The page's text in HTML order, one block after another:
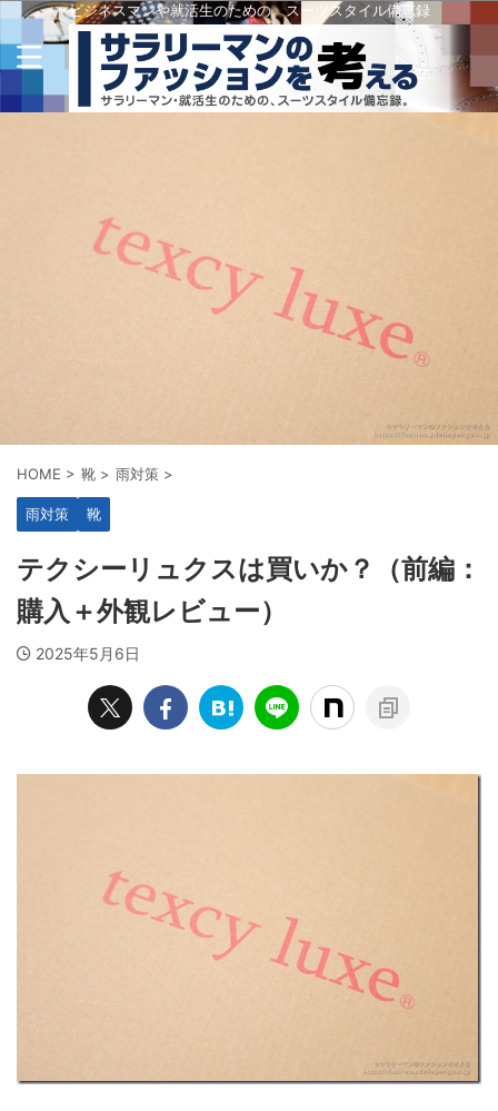
ビジネスマンや就活生のための、スーツスタイル備忘録
HOME > 靴 > 雨対策 >
雨対策 靴
テクシーリュクスは買いか？（前編：
購入＋外観レビュー）
2025年5月6日